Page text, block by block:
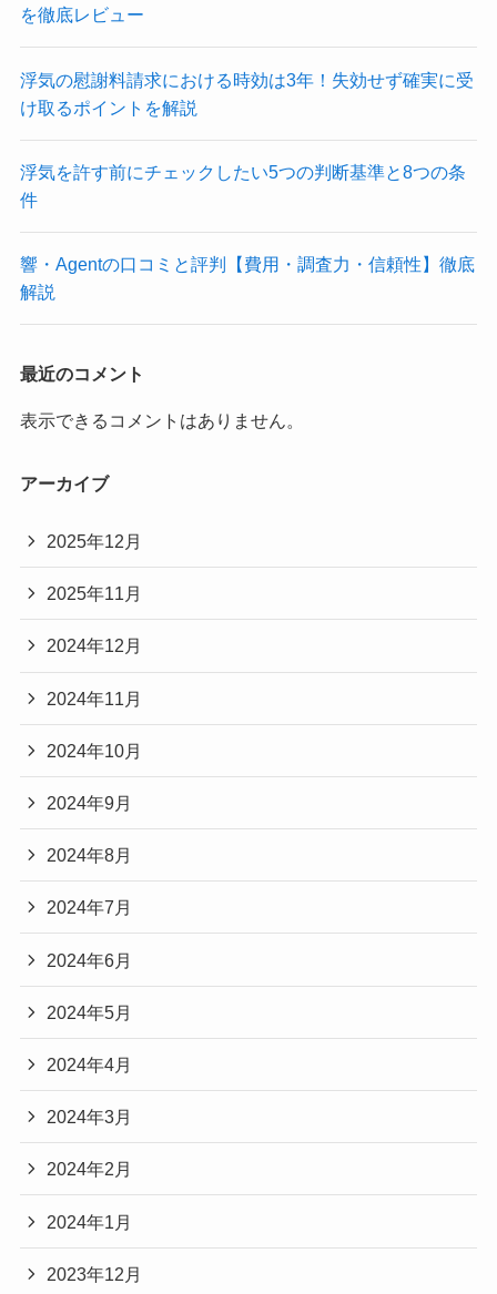
を徹底レビュー
浮気の慰謝料請求における時効は3年！失効せず確実に受
け取るポイントを解説
浮気を許す前にチェックしたい5つの判断基準と8つの条
件
響・Agentの口コミと評判【費用・調査力・信頼性】徹底
解説
最近のコメント
表示できるコメントはありません。
アーカイブ
2025年12月
2025年11月
2024年12月
2024年11月
2024年10月
2024年9月
2024年8月
2024年7月
2024年6月
2024年5月
2024年4月
2024年3月
2024年2月
2024年1月
2023年12月